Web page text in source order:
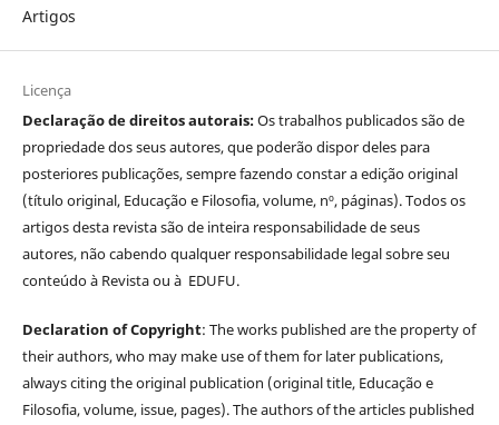
Artigos
Licença
Declaração de direitos autorais:Os trabalhos publicados são de
propriedade dos seus autores, que poderão dispor deles para
posteriores publicações, sempre fazendo constar a edição original
(título original, Educação e Filosofia, volume, nº, páginas). Todos os
artigos desta revista são de inteira responsabilidade de seus
autores, não cabendo qualquer responsabilidade legal sobre seu
conteúdo à Revista ou à EDUFU.
Declaration of Copyright: The works published are the property of
their authors, who may make use of them for later publications,
always citing the original publication (original title, Educação e
Filosofia, volume, issue, pages). The authors of the articles published